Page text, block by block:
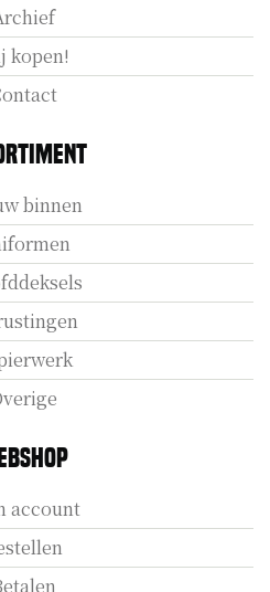
kopen!
binnen
account